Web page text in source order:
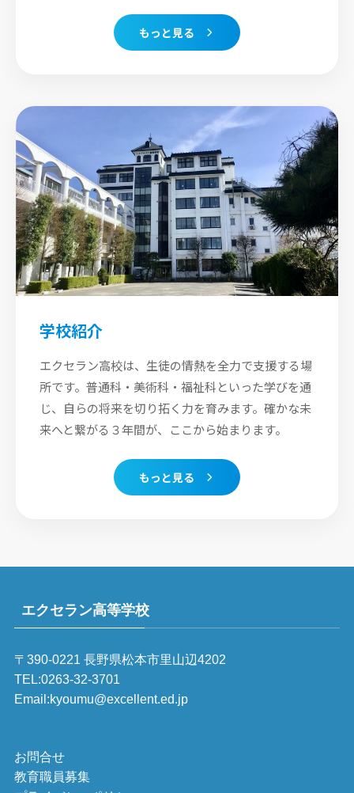
もっと見る
学校紹介
エクセラン高校は、生徒の情熱を全力で支援する場
所です。普通科・美術科・福祉科といった学びを通
じ、自らの将来を切り拓く力を育みます。確かな未
来へと繋がる３年間が、ここから始まります。
もっと見る
エクセラン高等学校
〒390-0221 長野県松本市里山辺4202
TEL:0263-32-3701
Email:kyoumu@excellent.ed.jp
お問合せ
教育職員募集